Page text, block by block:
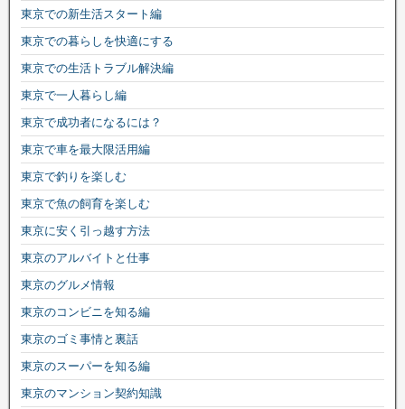
東京での新生活スタート編
東京での暮らしを快適にする
東京での生活トラブル解決編
東京で一人暮らし編
東京で成功者になるには？
東京で車を最大限活用編
東京で釣りを楽しむ
東京で魚の飼育を楽しむ
東京に安く引っ越す方法
東京のアルバイトと仕事
東京のグルメ情報
東京のコンビニを知る編
東京のゴミ事情と裏話
東京のスーパーを知る編
東京のマンション契約知識